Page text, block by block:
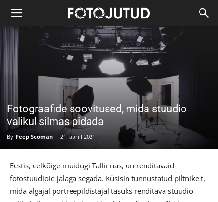
Fotograafide soovitused, mida stuudio
valikul silmas pidada
By Peep Sooman - 21. aprill 2021
Eestis, eelkõige muidugi Tallinnas, on renditavaid
fotostuudioid jalaga segada. Küsisin tunnustatud piltnikelt,
mida algajal portreepildistajal tasuks renditava stuudio